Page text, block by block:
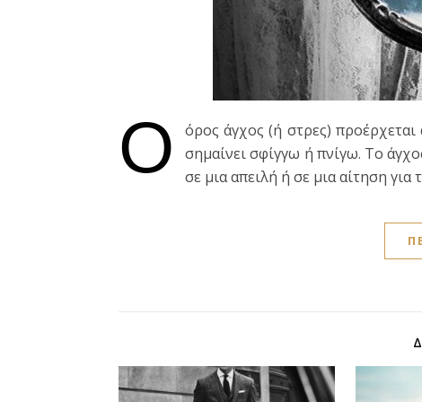
Ο
όρος άγχος (ή στρες)
σημαίνει σφίγγω ή πνίγω. Το
σε μια απειλή ή σε μια αίτηση